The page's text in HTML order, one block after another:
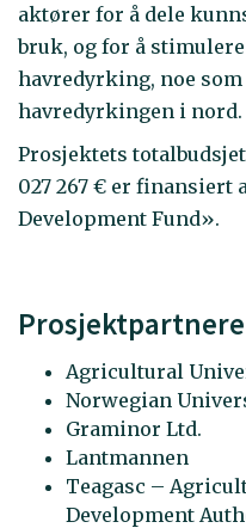
aktører for å dele
bruk, og for å
havredyrking, noe
havredyrkingen i nord.
Prosjektets
027 267 € er finansiert
Development Fund».
Agricultural
Norwegian
Graminor Ltd.
Lantmannen
Teagasc –
Development